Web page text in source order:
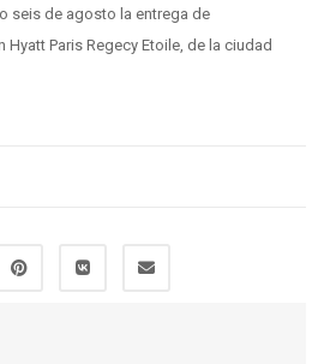
seis de agosto la entrega de
Paris Regecy Etoile, de la ciudad